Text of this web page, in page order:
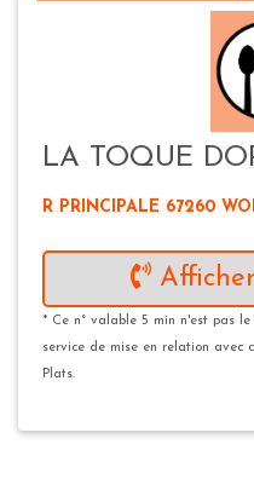
LA TOQUE
R PRINCIPALE 67260
* Ce n° valable 5 min n'est pas
service de mise en relation avec
Plats.